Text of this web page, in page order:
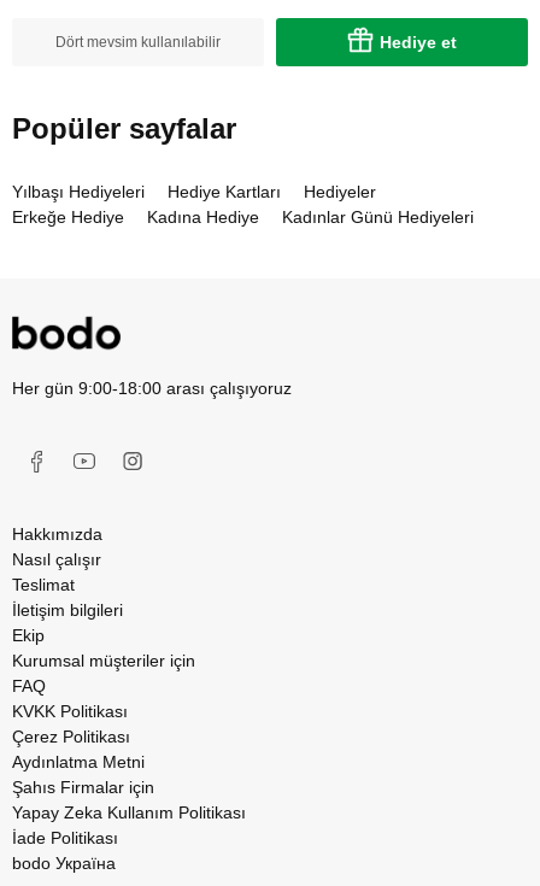
Dört mevsim kullanılabilir Hediye et
Popüler sayfalar
Yılbaşı Hediyeleri Hediye Kartları
Hediyeler
Erkeğe Hediye
Kadına Hediye Kadınlar Günü Hediyeleri
Her gün 9:00-18:00 arası çalışıyoruz
Hakkımızda
Nasıl çalışır
Teslimat
İletişim bilgileri
Ekip
Kurumsal müşteriler için
FAQ
KVKK Politikası
Çerez Politikası
Aydınlatma Metni
Şahıs Firmalar için
Yapay Zeka Kullanım Politikası
İade Politikası
bodo Україна